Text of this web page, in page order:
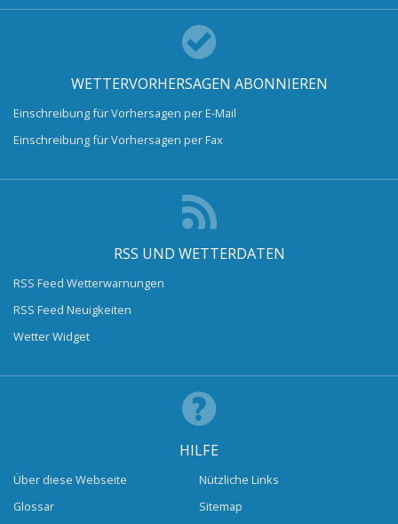
WETTERVORHERSAGEN ABONNIEREN
Einschreibung für Vorhersagen per E-Mail
Einschreibung für Vorhersagen per Fax
RSS UND WETTERDATEN
RSS Feed Wetterwarnungen
RSS Feed Neuigkeiten
Wetter Widget
HILFE
Über diese Webseite
Glossar
Nützliche Links
Sitemap